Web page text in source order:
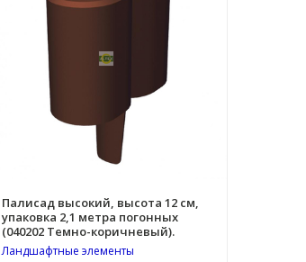
Палисад высокий, высота 12 см,
упаковка 2,1 метра погонных
(040202 Темно-коричневый).
Ландшафтные элементы